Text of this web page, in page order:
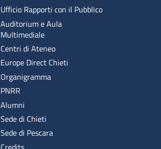
Ufficio Rapporti con il Pubblico
Auditorium e Aula
Multimediale
Centri di Ateneo
Europe Direct Chieti
Organigramma
PNRR
Alumni
Sede di Chieti
Sede di Pescara